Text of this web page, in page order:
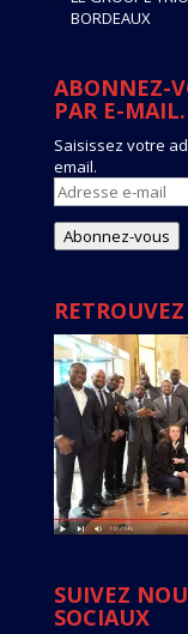
BORDEAUX
ABONNEZ-
PAR E-MAIL.
Saisissez votre
email.
Adresse
e-
mail
Abonnez-vous
SUIVEZ
SOCIAUX